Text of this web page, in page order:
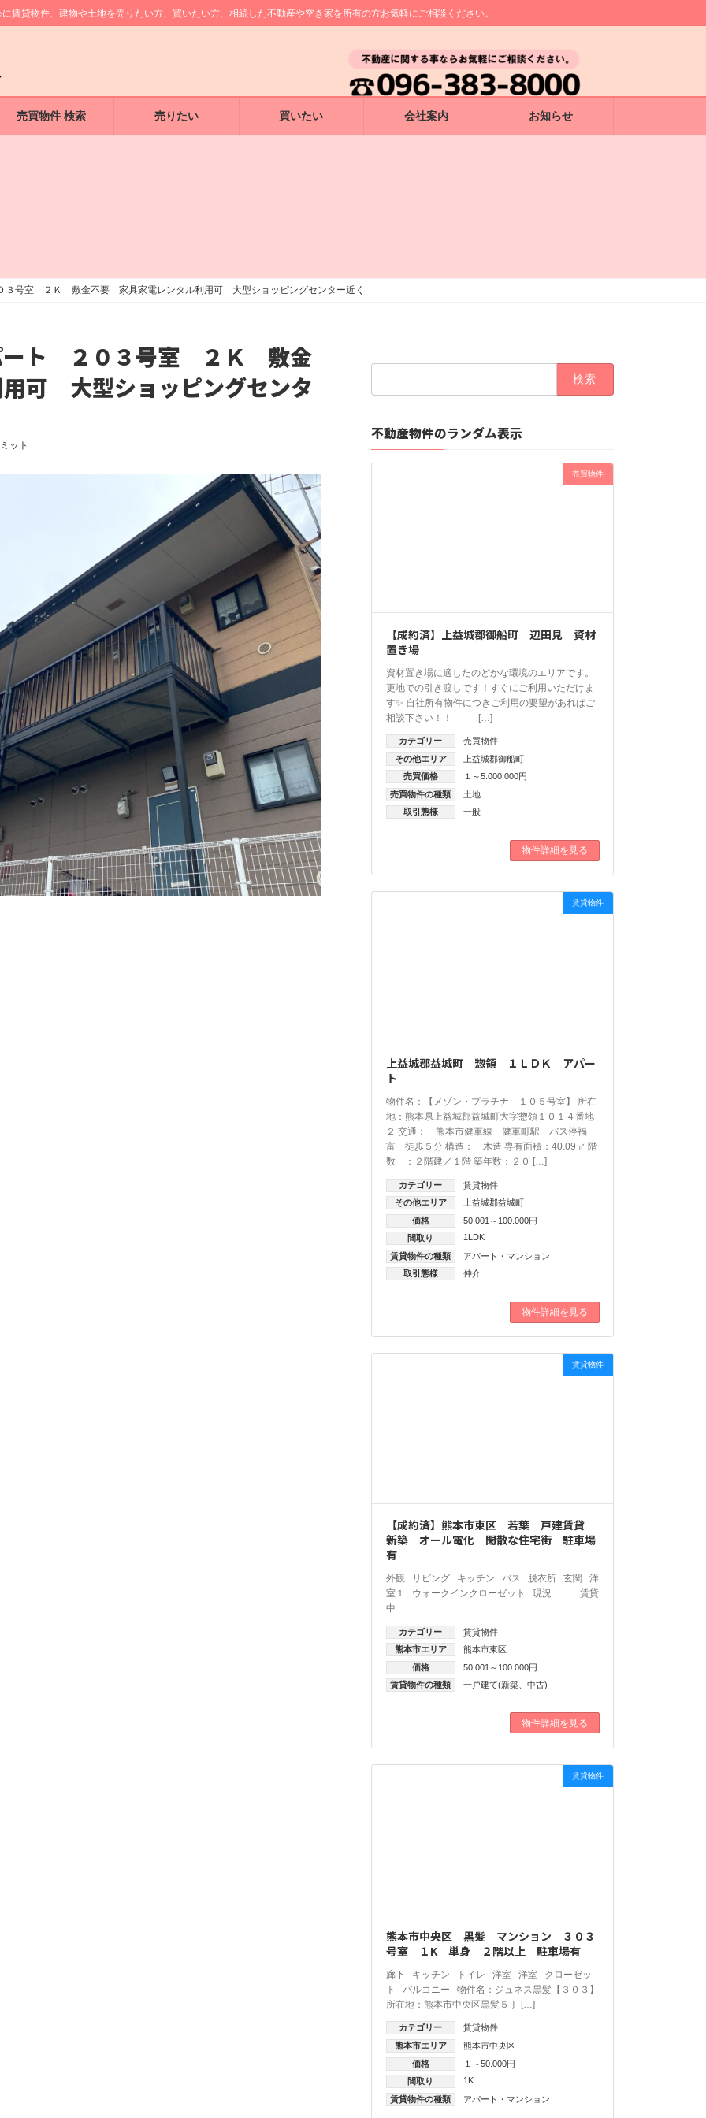
賃貸物件、建物や土地を売りたい方、買いたい方、相続した不動産や空き家を所有の方お気軽にご相談ください。
売買物件 検索 売りたい 買いたい 会社案内 お知らせ
号室 ２Ｋ 敷金不要 家具家電レンタル利用可 大型ショッピングセンター近く
ト ２０３号室 ２Ｋ 敷金
可 大型ショッピングセンタ
ット
検
不動産物件のランダム表示
売買物件
【成約済】上益城郡御船町 辺田見 資材
置き場
資材置き場に適したのどかな環境のエリアです。
更地での引き渡しです！すぐにご利用いただけま
す✨ 自社所有物件につきご利用の要望があればご
相談下さい！！ […]
カテゴリー
売買物件
その他エリア
上益城郡御船町
売買価格
１～5.000.000円
売買物件の種類
土地
取引態様
一般
物件詳細を見る
賃貸物件
上益城郡益城町 惣領 １ＬＤＫ アパー
ト
物件名：【メゾン・プラチナ １０５号室】 所在
地：熊本県上益城郡益城町大字惣領１０１４番地
２ 交通： 熊本市健軍線 健軍町駅 バス停福
富 徒歩５分 構造： 木造 専有面積：40.09㎡ 階
数 ：２階建／１階 築年数：２０ […]
カテゴリー
賃貸物件
その他エリア
上益城郡益城町
価格
50.001～100.000円
間取り
1LDK
賃貸物件の種類
アパート・マンション
取引態様
仲介
物件詳細を見る
賃貸物件
【成約済】熊本市東区 若葉 戸建賃貸
新築 オール電化 閑散な住宅街 駐車場
有
外観 リビング キッチン バス 脱衣所 玄関 洋
室１ ウォークインクローゼット 現況 賃貸
中
カテゴリー
賃貸物件
熊本市エリア
熊本市東区
価格
50.001～100.000円
賃貸物件の種類
一戸建て(新築、中古)
物件詳細を見る
賃貸物件
熊本市中央区 黒髪 マンション ３０３
号室 １K 単身 ２階以上 駐車場有
廊下 キッチン トイレ 洋室 洋室 クローゼッ
ト バルコニー 物件名：ジュネス黒髪【３０３】
所在地：熊本市中央区黒髪５丁 […]
カテゴリー
賃貸物件
熊本市エリア
熊本市中央区
価格
１～50.000円
間取り
1K
賃貸物件の種類
アパート・マンション